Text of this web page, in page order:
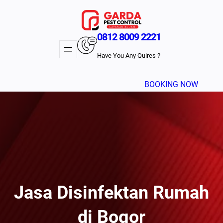
0812 8009 2221
Have You Any Quires ?
BOOKING NOW
Jasa Disinfektan Rumah
di Bogor